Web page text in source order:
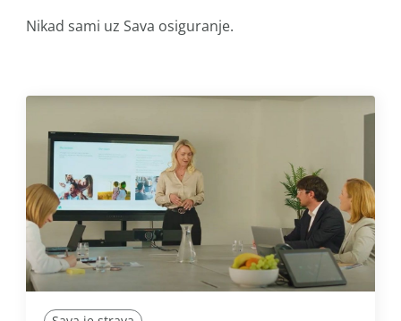
Nikad sami uz Sava osiguranje.